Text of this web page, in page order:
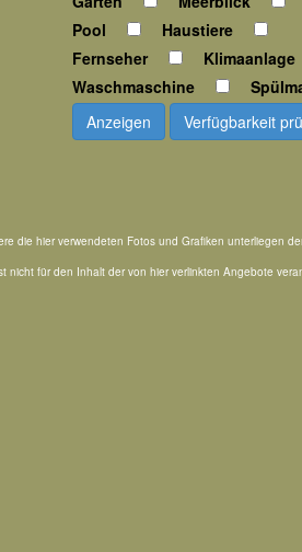
Pool
Haustiere
Fernseher
Klimaanlage
Waschmaschine
Anzeigen
Verfügbarkeit
die hier verwendeten Fotos und Grafiken unterliegen
nicht für den Inhalt der von hier verlinkten Angebote